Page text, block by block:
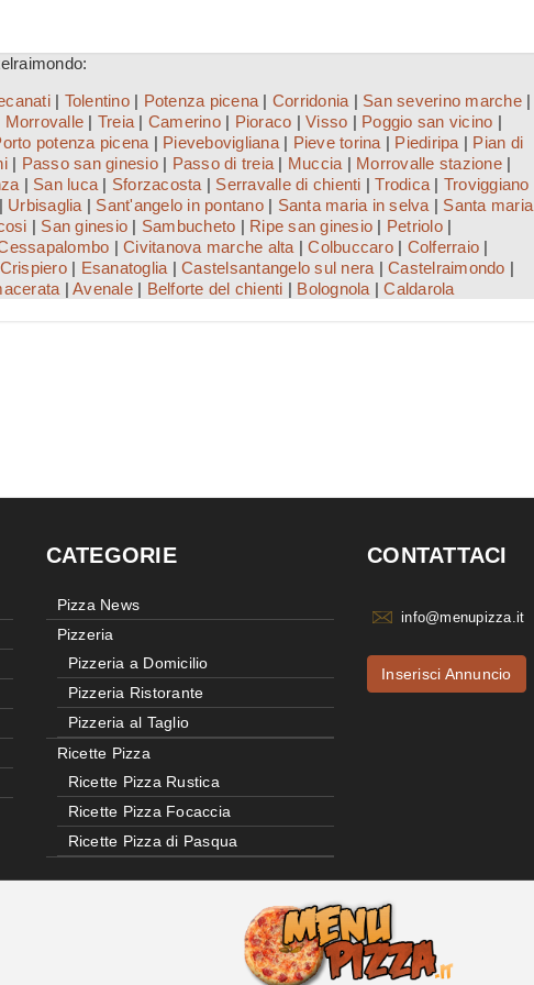
| Tolentino| Potenza picena | Corridonia | San severino marche|
Morrovalle | Treia | Camerino| Pioraco | Visso | Poggio san vicino |
potenza picena | Pievebovigliana| Pieve torina | Piediripa | Pian di
| Passo san ginesio| Passo di treia | Muccia | Morrovalle stazione|
| San luca | Sforzacosta | Serravalle di chienti |Trodica | Troviggiano
| Urbisaglia | Sant'angelo in pontano| Santa maria in selva | Santa maria
| San ginesio | Sambucheto | Ripe san ginesio | Petriolo|
| Civitanova marche alta |Colbuccaro| Colferraio |
Crispiero| Esanatoglia | Castelsantangelo sul nera | Castelraimondo |
| Avenale| Belforte del chienti | Bolognola |Caldarola
CATEGORIE
Pizza News
Pizzeria
Pizzeria a Domicilio
Pizzeria Ristorante
Pizzeria al Taglio
Ricette Pizza
Ricette Pizza Rustica
Ricette Pizza Focaccia
Ricette Pizza di Pasqua
CONTATTACI
info@menupizza.it
Inserisci Annuncio